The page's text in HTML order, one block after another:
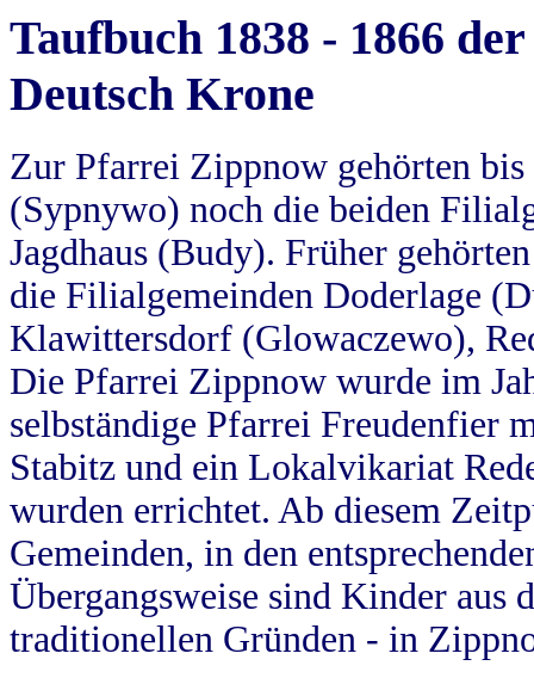
Taufbuch 1838 - 1866
Deutsch Krone
Zur Pfarrei Zippnow gehörten
(Sypnywo) noch die beiden
Jagdhaus (Budy). Früher
die Filialgemeinden Doderlage
Klawittersdorf (Glowaczewo),
Die Pfarrei Zippnow wurde im
selbständige Pfarrei Freudenfier
Stabitz und ein Lokalvikariat
wurden errichtet. Ab diesem
Gemeinden, in den
Übergangsweise sind Kinder aus
traditionellen Gründen - in